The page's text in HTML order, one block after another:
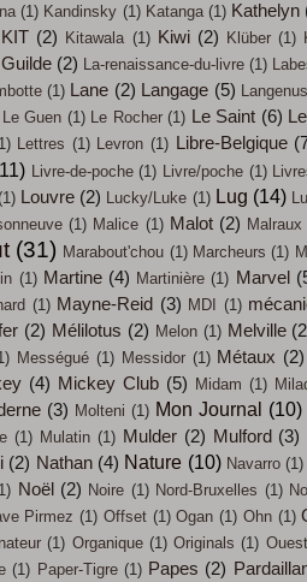
(1) Kandinsky (1) Katanga (1) Kathelyn
KIT (2) Kitawala (1) Kiwi (2) Klüber (1)
(2) La-renaissance-du-livre (1)
(1) Lane (2) Langage (5) Langenus
Le Guen (1) Le Rocher (1) Le Saint (6)
Lettres (1) Levron (1) Libre-Belgique
Livre-de-poche (1) Livre/poche (1)
Louvre (2) Lucky/Luke (1) Lug (14)
(1) Malice (1) Malot (2) Malraux
(31) Marabout'chou (1) Marcheurs (1)
(1) Martine (4) Martinière (1) Marvel
(1) Mayne-Reid (3) MDI (1)
(2) Mélilotus (2) Melon (1) Melville
Mességué (1) Messidor (1) Métaux (2)
(4) Mickey Club (5) Midam (1)
(3) Molteni (1) Mon Journal (10)
(1) Mulatin (1) Mulder (2) Mulford (3)
(2) Nathan (4) Nature (10) Navarro (1)
Noël (2) Noire (1) Nord-Bruxelles (1)
Pirmez (1) Offset (1) Ogan (1) Ohn (1)
(1) Organique (1) Originals (1)
(1) Paper-Tigre (1) Papes (2)